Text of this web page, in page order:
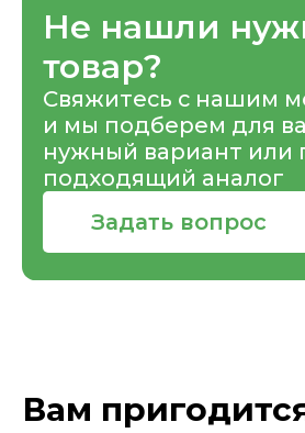
Не нашли
товар?
Свяжитесь с нашим
и мы подберем для
нужный вариант
подходящий аналог
Задать вопрос
Вам